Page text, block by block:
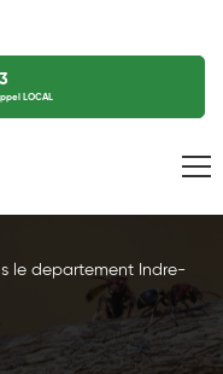
LOCAL
le departement Indre-